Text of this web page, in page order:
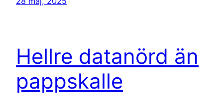
Hellre datanörd än
pappskalle